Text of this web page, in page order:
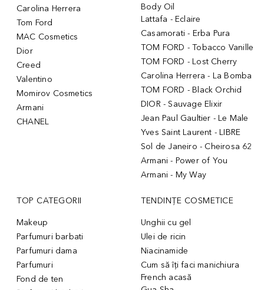
Carolina Herrera
Tom Ford
MAC Cosmetics
Dior
Creed
Valentino
Momirov Cosmetics
Armani
CHANEL
Body Oil
Lattafa - Eclaire
Casamorati - Erba Pura
TOM FORD - Tobacco Vanille
TOM FORD - Lost Cherry
Carolina Herrera - La Bomba
TOM FORD - Black Orchid
DIOR - Sauvage Elixir
Jean Paul Gaultier - Le Male
Yves Saint Laurent - LIBRE
Sol de Janeiro - Cheirosa 62
Armani - Power of You
Armani - My Way
TOP CATEGORII
Makeup
Parfumuri barbati
Parfumuri dama
Parfumuri
Fond de ten
TENDINȚE COSMETICE
Unghii cu gel
Ulei de ricin
Niacinamide
Cum să îți faci manichiura
French acasă